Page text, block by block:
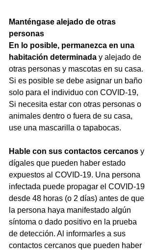
Manténgase alejado de otras
personas
En lo posible, permanezca en una
habitación determinada y alejado de
otras personas y mascotas en su casa.
Si es posible se debe asignar un baño
solo para el individuo con COVID-19,
Si necesita estar con otras personas o
animales dentro o fuera de su casa,
use una mascarilla o tapabocas.
Hable con sus contactos cercanos y
dígales que pueden haber estado
expuestos al COVID-19. Una persona
infectada puede propagar el COVID-19
desde 48 horas (o 2 días) antes de que
la persona haya manifestado algún
síntoma o dado positivo en la prueba
de detección. Al informarles a sus
contactos cercanos que pueden haber